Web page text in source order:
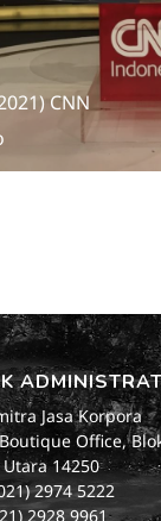
CNN
Jasa Korpora
Office,
Utara 14250
2974 5222
2928 9961